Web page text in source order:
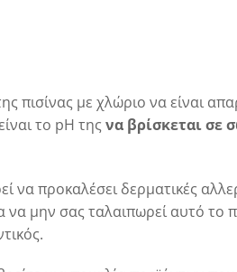
πισίνας με χλώριο να είναι
το pH της να βρίσκεται σε
να προκαλέσει δερματικές
να μην σας ταλαιπωρεί αυτό το